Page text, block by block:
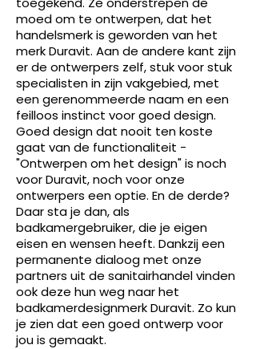
moed om te ontwerpen, dat het
handelsmerk is geworden van het
merk Duravit. Aan de andere kant zijn
er de ontwerpers zelf, stuk voor stuk
specialisten in zijn vakgebied, met
een gerenommeerde naam en een
feilloos instinct voor goed design.
Goed design dat nooit ten koste
gaat van de functionaliteit -
"Ontwerpen om het design" is noch
voor Duravit, noch voor onze
ontwerpers een optie. En de derde?
Daar sta je dan, als
badkamergebruiker, die je eigen
eisen en wensen heeft. Dankzij een
permanente dialoog met onze
partners uit de sanitairhandel vinden
ook deze hun weg naar het
badkamerdesignmerk Duravit. Zo kun
je zien dat een goed ontwerp voor
jou is gemaakt.